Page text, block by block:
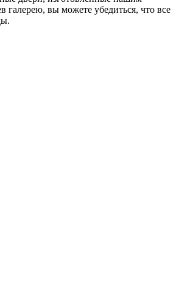
галерею, вы можете убедиться, что все